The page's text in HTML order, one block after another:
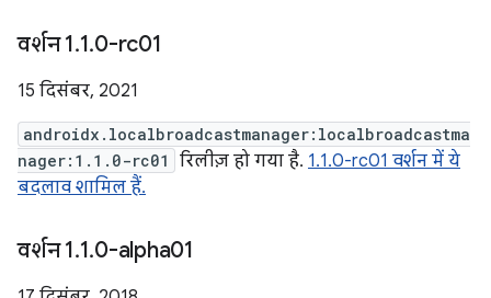
वर्शन 1.1.0-rc01
15 दिसंबर, 2021
androidx.localbroadcastmanager:localbroadcastma
nager:1.1.0-rc01
रिलीज़ हो गया है. 1.1.0-rc01 वर्शन में ये
बदलाव शामिल हैं.
वर्शन 1.1.0-alpha01